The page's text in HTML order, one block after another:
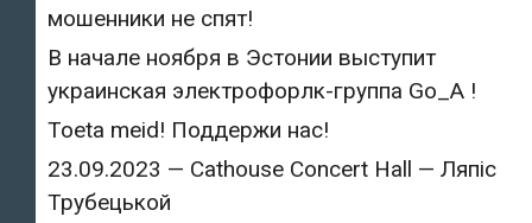
мошенники не спят!
В начале ноября в Эстонии выступит
украинская электрофорлк-группа Go_A !
Toeta meid! Поддержи нас!
23.09.2023 — Cathouse Concert Hall — Ляпіс
Трубецькой